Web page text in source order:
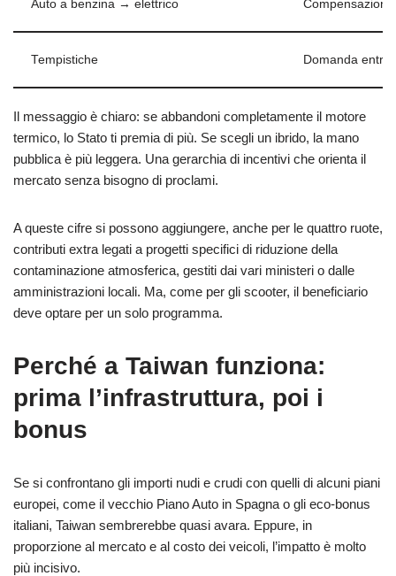
Auto a benzina → elettrico
Tempistiche Domanda entro
Il messaggio è chiaro: se abbandoni completamente il motore
termico, lo Stato ti premia di più. Se scegli un ibrido, la mano
pubblica è più leggera. Una gerarchia di incentivi che orienta il
mercato senza bisogno di proclami.
A queste cifre si possono aggiungere, anche per le quattro ruote,
contributi extra legati a progetti specifici di riduzione della
contaminazione atmosferica, gestiti dai vari ministeri o dalle
amministrazioni locali. Ma, come per gli scooter, il beneficiario
deve optare per un solo programma.
Perché a Taiwan funziona:
prima l’infrastruttura, poi i
bonus
Se si confrontano gli importi nudi e crudi con quelli di alcuni piani
europei, come il vecchio Piano Auto in Spagna o gli eco-bonus
italiani, Taiwan sembrerebbe quasi avara. Eppure, in
proporzione al mercato e al costo dei veicoli, l’impatto è molto
più incisivo.